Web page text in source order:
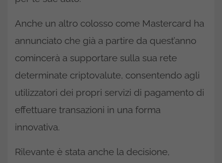
Anche un altro colosso come Mastercard ha
annunciato che già a partire da quest’anno
comincerà a supportare sulla sua rete
determinate criptovalute, consentendo agli
utilizzatori dei propri servizi di pagamento di
effettuare transazioni in una forma
innovativa.
Rilevante è stata anche la decisione,